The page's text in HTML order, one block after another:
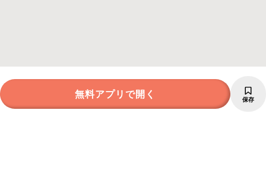
無料アプリで開く 保存